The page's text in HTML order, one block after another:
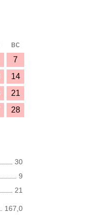
вс
7
14
21
28
30
9
21
167,0